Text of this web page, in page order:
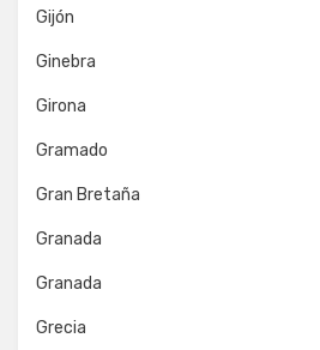
Gijón
Ginebra
Girona
Gramado
Gran Bretaña
Granada
Granada
Grecia